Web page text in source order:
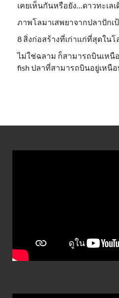
เคยเห็นกันหรือยัง…ดาวทะเล
ภาพโลมาเสพยาจากปลาปักเป้
8 สิ่งก่อสร้างที่เก่าแก่ที่สุดในโ
ไม่ใช่ฉลาม ก็สามารถบินเหนื
fish ปลาที่สามารถบินอยู่เหนือ